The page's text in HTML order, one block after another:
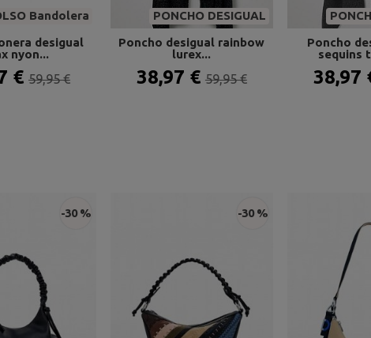
Bandolera
desigual
nyon...
€ 59,95 €
PONCHO DESIGUAL
Poncho desigual rainbow
lurex...
38,97 € 59,95 €
Poncho
sequins
38,97
-30 % -30 %